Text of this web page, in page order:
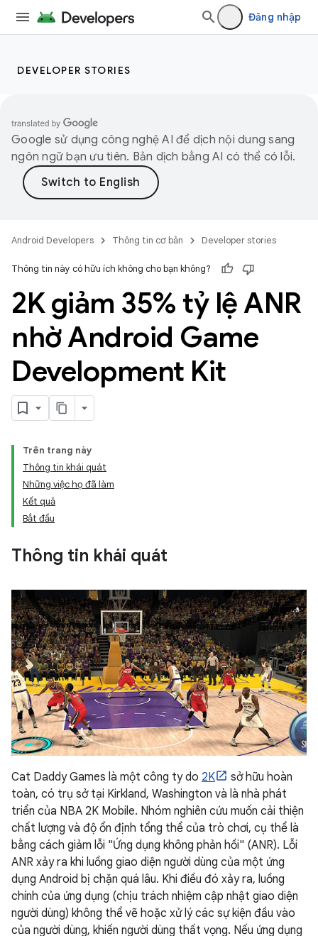
Đăng nhập
DEVELOPER STORIES
Google sử dụng công nghệ AI để dịch nội dung sang
ngôn ngữ bạn ưu tiên. Bản dịch bằng AI có thể có lỗi.
Android Developers Thông tin cơ bản Developer stories
Thông tin này có hữu ích không cho bạn không?
2K giảm 35% tỷ lệ ANR
nhờ Android Game
Development Kit
Trên trang này
Thông tin khái quát
Những việc họ đã làm
Kết quả
Bắt đầu
Thông tin khái quát
Cat Daddy Games là một công ty do 2K
sở hữu hoàn
toàn, có trụ sở tại Kirkland, Washington và là nhà phát
triển của NBA 2K Mobile. Nhóm nghiên cứu muốn cải thiện
chất lượng và độ ổn định tổng thể của trò chơi, cụ thể là
bằng cách giảm lỗi "Ứng dụng không phản hồi" (ANR). Lỗi
ANR xảy ra khi luồng giao diện người dùng của một ứng
dụng Android bị chặn quá lâu. Khi điều đó xảy ra, luồng
chính của ứng dụng (chịu trách nhiệm cập nhật giao diện
người dùng) không thể vẽ hoặc xử lý các sự kiện đầu vào
của người dùng, khiến người dùng thất vọng. Nếu ứng dụng